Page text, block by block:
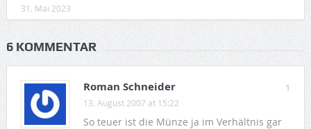
31. Mai 2023
6 KOMMENTAR
1
Roman Schneider
13. August 2007 at 15:22
So teuer ist die Münze ja im Verhältnis gar